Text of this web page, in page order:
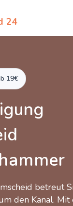
24
19€
betreut
den Kanal. Mit